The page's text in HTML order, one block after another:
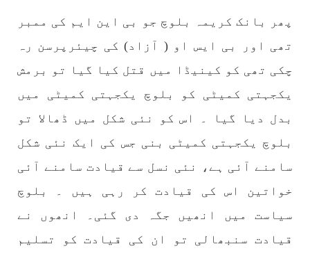
پھر بانک کریمہ بلوچ جو بی این ایم کی ممبر
تھی اور بی ایس او ( آزاد) کی چیئرپرسن رہ
چکی تھی کو کینیڈا میں قتل کیا گیا تو برمش
یکجہتی کمیٹی کو بلوچ یکجہتی کمیٹی میں
بدل دیا گیا ۔ اس کو نئی شکل میں ڈھالا تو
بلوچ یکجہتی کمیٹی بنی جس کی ایک نئی شکل
سامنے آئی ہے، نئی نسل سے قیادت سامنے آئی
خواتین اس کی قیادت کر رہی ہیں ۔ بلوچ
سیاست میں انھیں جگہ دی گئی۔ انھوں نے
قیادت سنبھالی تو ان کی قیادت کو تسلیم